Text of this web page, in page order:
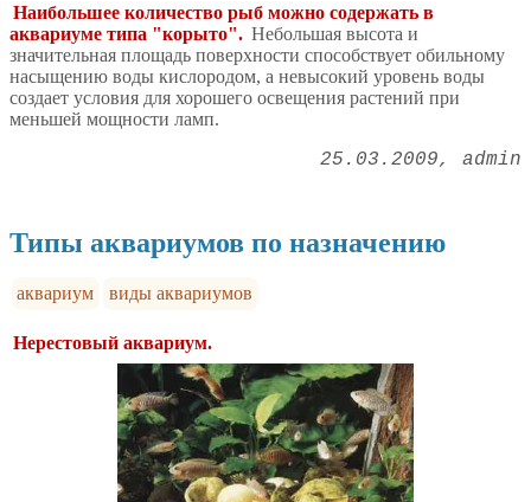
Наибольшее количество рыб можно содержать в
аквариуме типа "корыто". Небольшая высота и
значительная площадь поверхности способствует обильному
насыщению воды кислородом, а невысокий уровень воды
создает условия для хорошего освещения растений при
меньшей мощности ламп.
25.03.2009 admin
Типы аквариумов по назначению
аквариум виды аквариумов
Нерестовый аквариум.